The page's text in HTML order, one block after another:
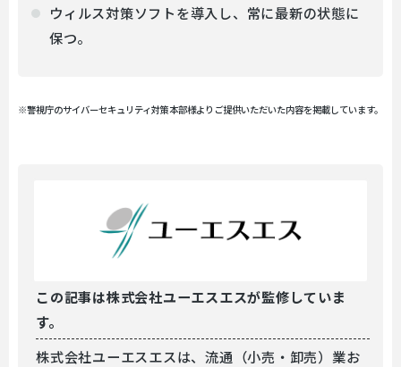
ウィルス対策ソフトを導入し、常に最新の状態に
保つ。
※警視庁のサイバーセキュリティ対策本部様よりご提供いただいた内容を掲載しています。
この記事は株式会社ユーエスエスが監修していま
す。
株式会社ユーエスエスは、流通（小売・卸売）業お